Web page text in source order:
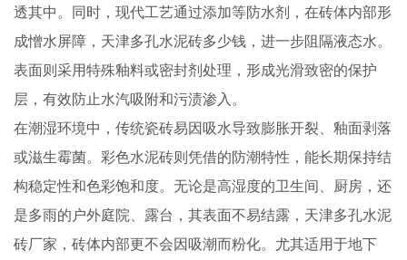
透其中。同时，现代工艺通过添加等防水剂，在砖体内部形
成憎水屏障，天津多孔水泥砖多少钱，进一步阻隔液态水。
表面则采用特殊釉料或密封剂处理，形成光滑致密的保护
层，有效防止水汽吸附和污渍渗入。
在潮湿环境中，传统瓷砖易因吸水导致膨胀开裂、釉面剥落
或滋生霉菌。彩色水泥砖则凭借的防潮特性，能长期保持结
构稳定性和色彩饱和度。无论是高湿度的卫生间、厨房，还
是多雨的户外庭院、露台，其表面不易结露，天津多孔水泥
砖厂家，砖体内部更不会因吸潮而粉化。尤其适用于地下